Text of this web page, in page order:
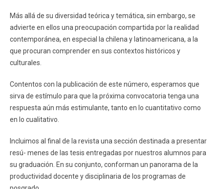
Más allá de su diversidad teórica y temática, sin embargo, se
advierte en ellos una preocupación compartida por la realidad
contemporánea, en especial la chilena y latinoamericana, a la
que procuran comprender en sus contextos históricos y
culturales.
Contentos con la publicación de este número, esperamos que
sirva de estímulo para que la próxima convocatoria tenga una
respuesta aún más estimulante, tanto en lo cuantitativo como
en lo cualitativo.
Incluimos al final de la revista una sección destinada a presentar
resú- menes de las tesis entregadas por nuestros alumnos para
su graduación. En su conjunto, conforman un panorama de la
productividad docente y disciplinaria de los programas de